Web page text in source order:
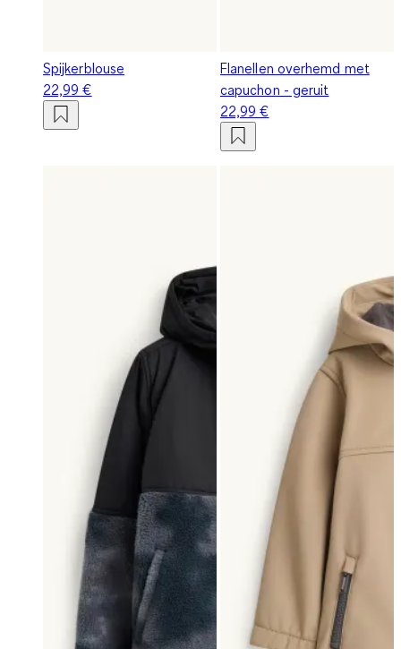
Spijkerblouse
22,99 €
Flanellen overhemd met
capuchon - geruit
22,99 €